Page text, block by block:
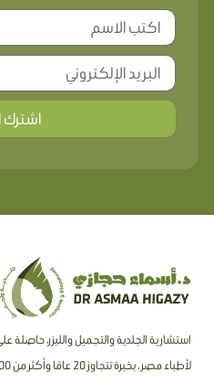
اشترك
استشارية الجلدية والتجميل والليزر، حاصلة
لأطباء مصر ، بخبرة تتجاوز 20 عامًا وأكثر من 150,000 حالة معالجة.